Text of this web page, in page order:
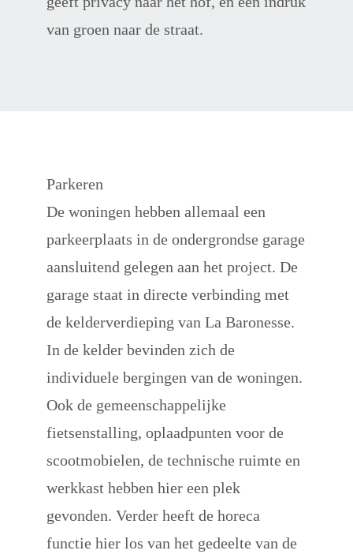
van groen naar de straat.
Parkeren
De woningen hebben allemaal een
parkeerplaats in de ondergrondse garage
aansluitend gelegen aan het project. De
garage staat in directe verbinding met
de kelderverdieping van La Baronesse.
In de kelder bevinden zich de
individuele bergingen van de woningen.
Ook de gemeenschappelijke
fietsenstalling, oplaadpunten voor de
scootmobielen, de technische ruimte en
werkkast hebben hier een plek
gevonden. Verder heeft de horeca
functie hier los van het gedeelte van de